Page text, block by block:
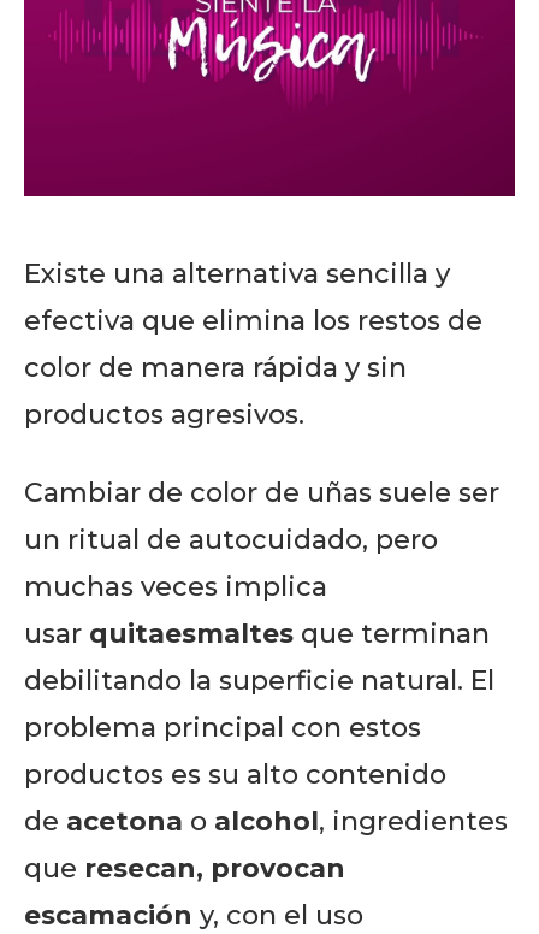
Existe una alternativa sencilla y
efectiva que elimina los restos de
color de manera rápida y sin
productos agresivos.
Cambiar de color de uñas suele ser
un ritual de autocuidado, pero
muchas veces implica
usar quitaesmaltes que terminan
debilitando la superficie natural. El
problema principal con estos
productos es su alto contenido
de acetona o alcohol, ingredientes
que resecan, provocan
escamación y, con el uso